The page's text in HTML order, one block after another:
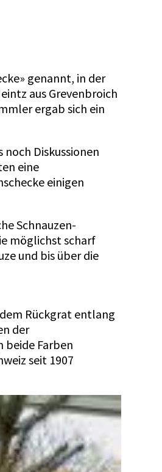
genannt, in der
aus Grevenbroich
ergab sich ein
Diskussionen
eine
einigen
Schnauzen-
möglichst scharf
und bis über die
Rückgrat entlang
der
beide Farben
seit 1907